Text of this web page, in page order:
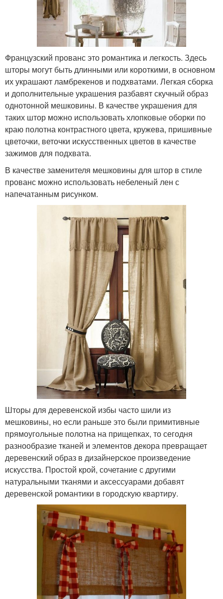
Французский прованс это романтика и легкость. Здесь
шторы могут быть длинными или короткими, в основном
их украшают ламбрекенов и подхватами. Легкая сборка
и дополнительные украшения разбавят скучный образ
однотонной мешковины. В качестве украшения для
таких штор можно использовать хлопковые оборки по
краю полотна контрастного цвета, кружева, пришивные
цветочки, веточки искусственных цветов в качестве
зажимов для подхвата.
В качестве заменителя мешковины для штор в стиле
прованс можно использовать небеленый лен с
напечатанным рисунком.
Шторы для деревенской избы часто шили из
мешковины, но если раньше это были примитивные
прямоугольные полотна на прищепках, то сегодня
разнообразие тканей и элементов декора превращает
деревенский образ в дизайнерское произведение
искусства. Простой крой, сочетание с другими
натуральными тканями и аксессуарами добавят
деревенской романтики в городскую квартиру.